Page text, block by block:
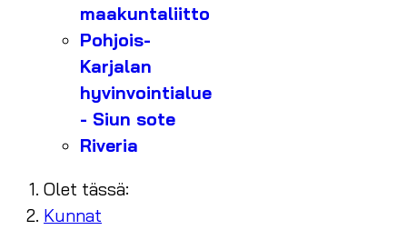
maakuntaliitto
Pohjois-
Karjalan
hyvinvointialue
- Siun sote
Riveria
Olet tässä:
Kunnat